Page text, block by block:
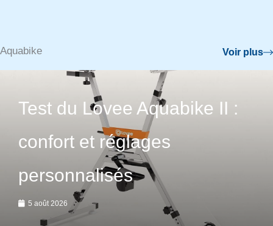
Aquabike Voir plus
Test du Lovee Aquabike II :
confort et réglages
personnalisés
5 août 2026